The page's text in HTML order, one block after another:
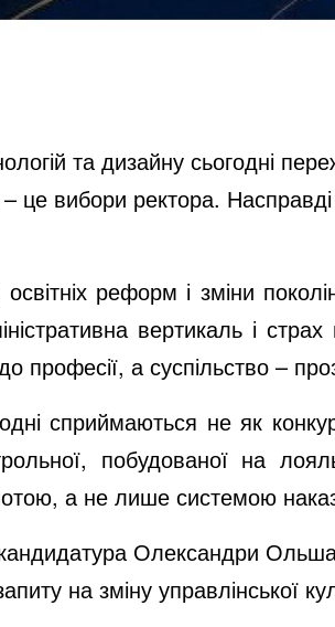
та дизайну сьогодні
це вибори ректора.
реформ і зміни
вертикаль і
професії, а суспільство –
сприймаються не як
побудованої на
а не лише системою
Олександри
на зміну управлінської